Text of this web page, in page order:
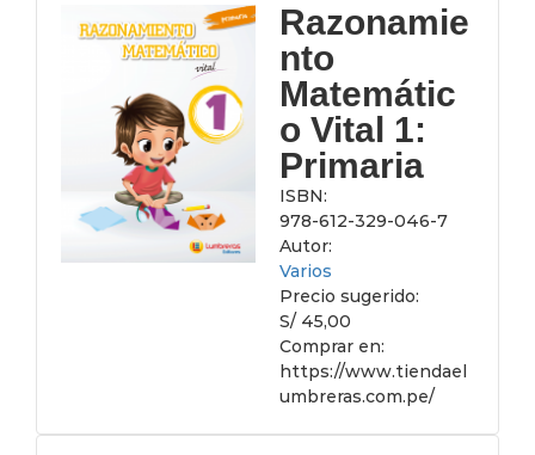
Razonamie
nto
Matemátic
o Vital 1:
Primaria
ISBN:
978-612-329-046-7
Autor:
Varios
Precio sugerido:
S/ 45,00
Comprar en:
https://www.tiendael
umbreras.com.pe/